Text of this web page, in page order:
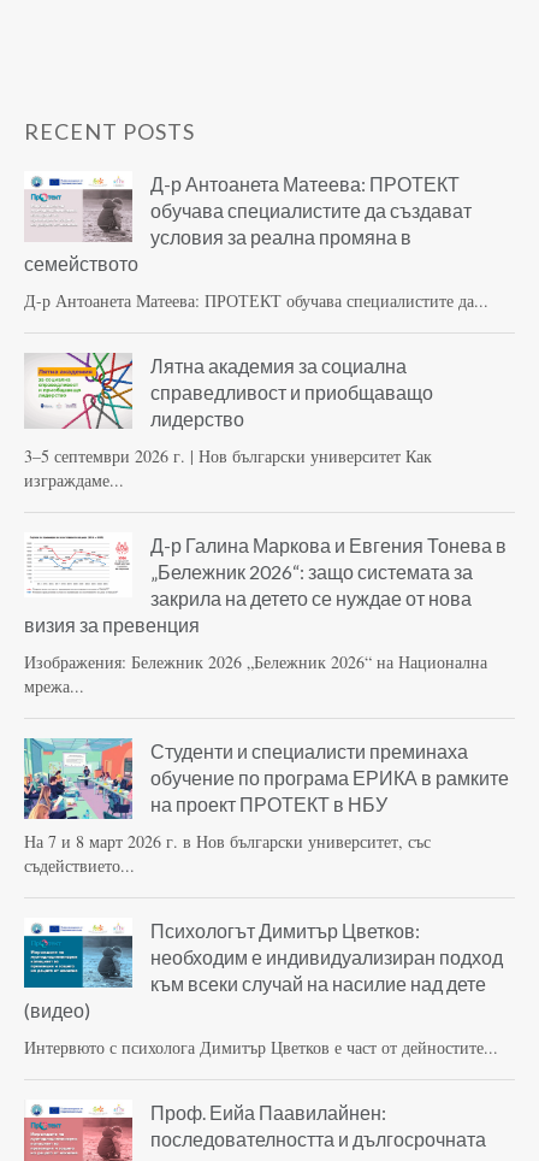
RECENT POSTS
Д-р Антоанета Матеева: ПРОТЕКТ
обучава специалистите да създават
условия за реална промяна в
семейството
Д-р Антоанета Матеева: ПРОТЕКТ обучава специалистите да...
Лятна академия за социална
справедливост и приобщаващо
лидерство
3–5 септември 2026 г. | Нов български университет Как
изграждаме...
Д-р Галина Маркова и Евгения Тонева в
„Бележник 2026“: защо системата за
закрила на детето се нуждае от нова
визия за превенция
Изображения: Бележник 2026 „Бележник 2026“ на Национална
мрежа...
Студенти и специалисти преминаха
обучение по програма ЕРИКА в рамките
на проект ПРОТЕКТ в НБУ
На 7 и 8 март 2026 г. в Нов български университет, със
съдействието...
Психологът Димитър Цветков:
необходим е индивидуализиран подход
към всеки случай на насилие над дете
(видео)
Интервюто с психолога Димитър Цветков е част от дейностите...
Проф. Еийа Паавилайнен:
последователността и дългосрочната